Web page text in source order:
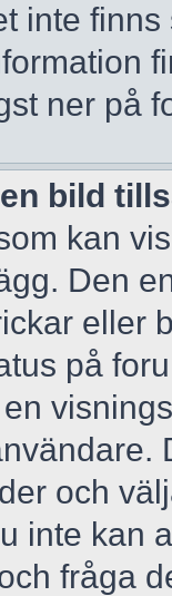
inte
ner på
bild
kan
Den
eller
på
och
inte kan
fråga